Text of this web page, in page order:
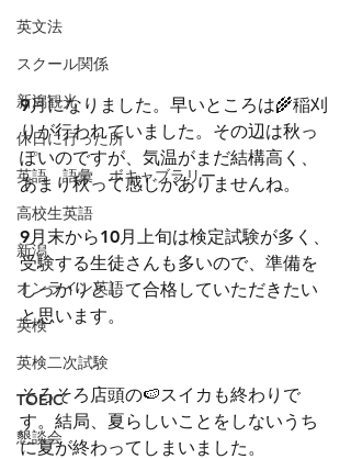
英文法
スクール関係
新潟観光
休日に行った所
英語 語彙 ボキャブラリー
高校生英語
新潟
オンライン英語
英検
英検二次試験
TOEIC
懇談会
9月になりました。早いところは🌾稲刈
りが行われていました。その辺は秋っ
ぽいのですが、気温がまだ結構高く、
あまり秋って感じがありませんね。
9月末から10月上旬は検定試験が多く、
受験する生徒さんも多いので、準備を
しっかりとして合格していただきたい
と思います。
そろそろ店頭の🍉スイカも終わりで
す。結局、夏らしいことをしないうち
に夏が終わってしまいました。